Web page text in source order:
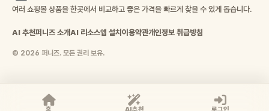
여러 쇼핑몰 상품을 한곳에서 비교하고 좋은 가격을 빠르게 찾을 수 있게 돕습니다.
AI 추천퍼니즈 소개AI 리소스앱 설치 이용약관개인정보 취급방침
© 2026 퍼니즈. 모든 권리 보유.